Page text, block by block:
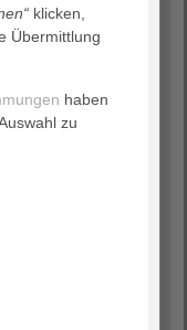
klicken,
Übermittlung
haben
zu